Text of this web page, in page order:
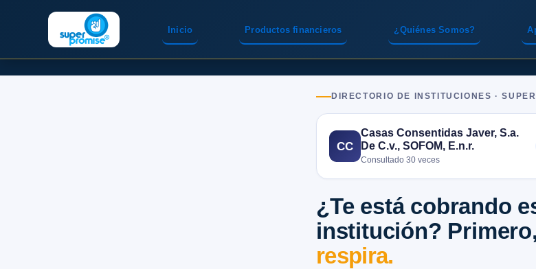
Inicio Productos financieros ¿Quiénes Somos?
DIRECTORIO DE INSTITUCIONES ·
CC
Casas Consentidas Javer, S.a.
De C.v., SOFOM, E.n.r.
Consultado 30 veces
¿Te está cobrando
institución? Primero,
respira.